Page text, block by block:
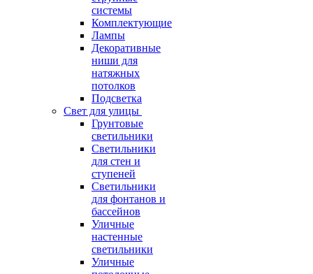
системы
Комплектующие
Лампы
Декоративные
ниши для
натяжных
потолков
Подсветка
Свет для улицы
Грунтовые
светильники
Светильники
для стен и
ступеней
Светильники
для фонтанов и
бассейнов
Уличные
настенные
светильники
Уличные